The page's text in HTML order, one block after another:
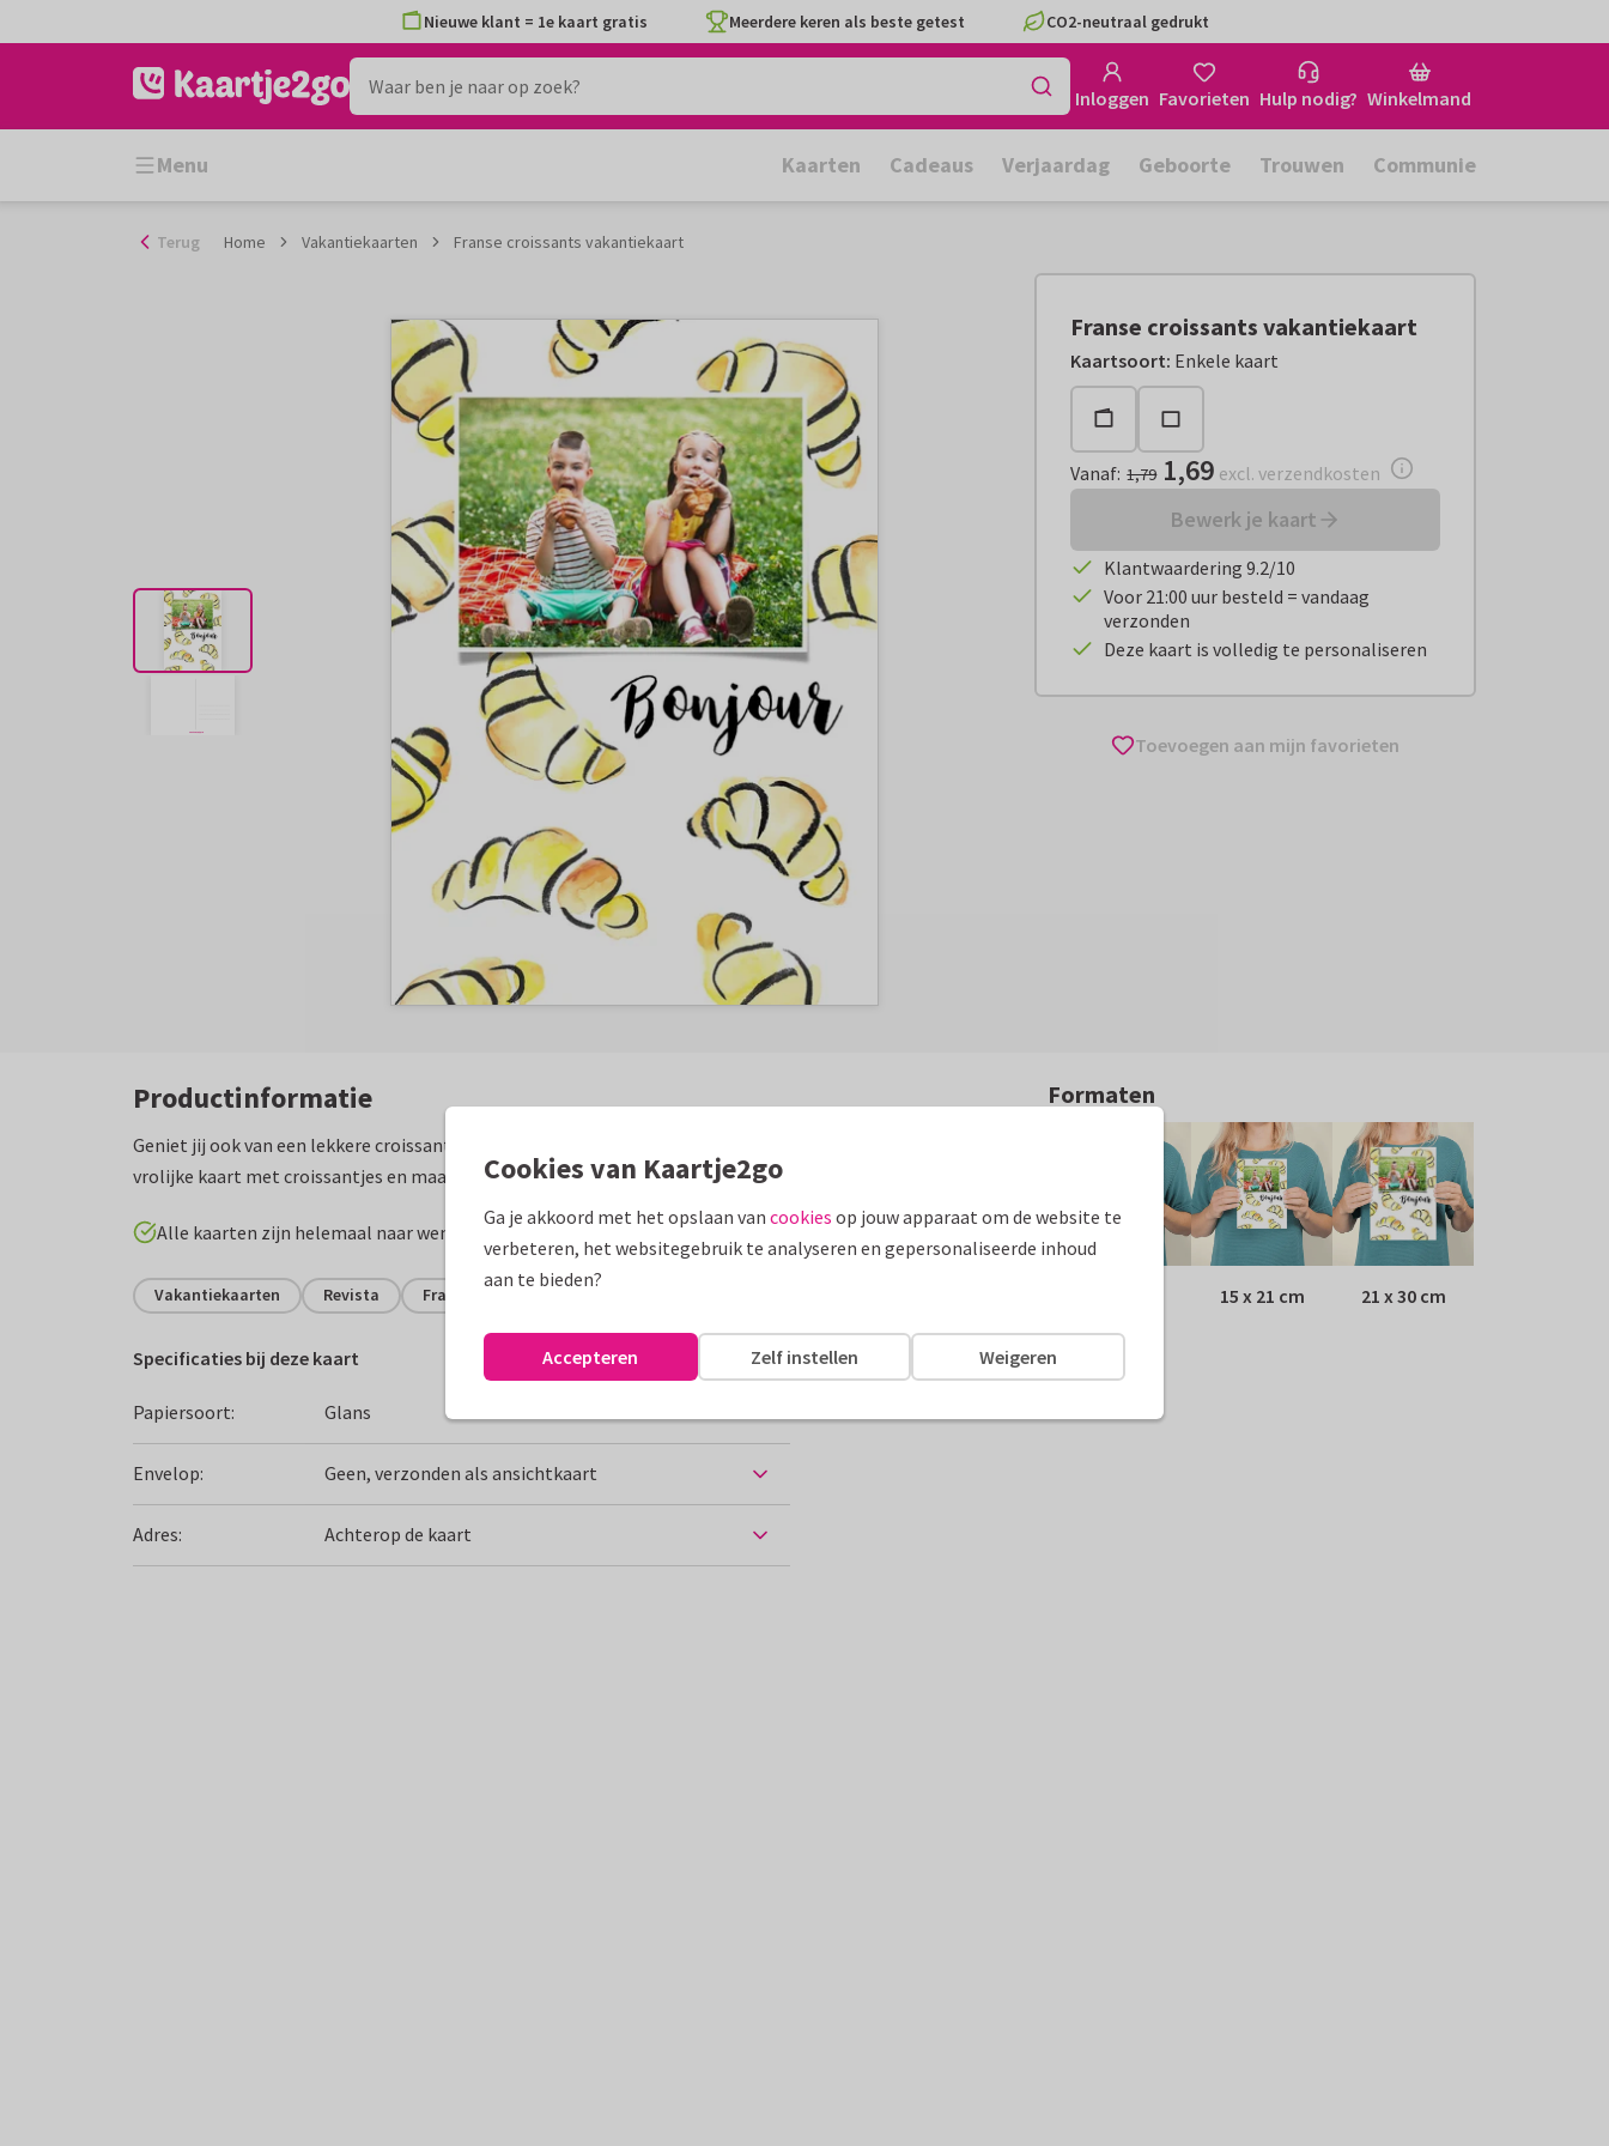
naar
Nieuwe klant = 1e kaart gratis Meerdere keren als beste getest CO2-neutraal gedrukt
Inloggen Favorieten Hulp nodig? Winkelmand
Menu Kaarten Cadeaus Verjaardag Geboorte Trouwen Communie
Terug Home Vakantiekaarten Franse croissants vakantiekaart
Franse croissants vakantiekaart
Kaartsoort: Enkele kaart
Vanaf:€ 1,69 excl. verzendkosten
Vanaf: 1,79 1,69 excl. verzendkosten
Bewerk je kaart
Klantwaardering 9.2/10
Voor 21:00 uur besteld = vandaag
verzonden
Deze kaart is volledig te personaliseren
Toevoegen aan mijn favorieten
Productinformatie
Geniet jij ook van een lekkere croissant op vakantie in Frankrijk? Stuur dan deze
vrolijke kaart met croissantjes en maak hem af met eigen foto!
Alle kaarten zijn helemaal naar wens aan te passen
Vakantiekaarten Revista Frankrijk
Specificaties bij deze kaart
Papiersoort: Glans
Envelop: Geen, verzonden als ansichtkaart
Adres: Achterop de kaart
Formaten
15 x 21 cm 21 x 30 cm
Cookies van Kaartje2go
Ga je akkoord met het opslaan van cookies op jouw apparaat om de website te
verbeteren, het websitegebruik te analyseren en gepersonaliseerde inhoud
aan te bieden?
Weigeren
Zelf instellen
Accepteren